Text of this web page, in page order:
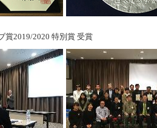
賞2019/2020 特別賞 受賞